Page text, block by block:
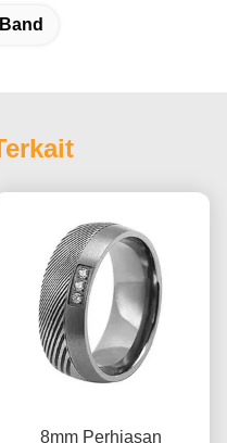
8mm Perhiasan